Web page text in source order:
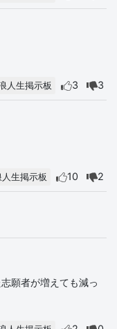
人生掲示板 3 3
生掲示板 10 2
願者が増えても減っ